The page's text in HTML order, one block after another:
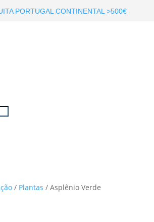
PORTUGAL CONTINENTAL >500€
/ Plantas / Asplênio Verde